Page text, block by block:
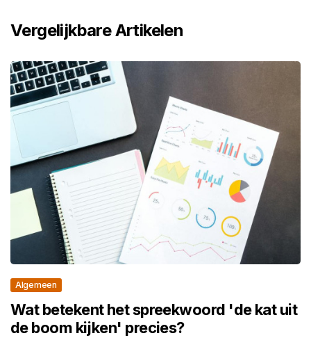
Vergelijkbare Artikelen
Algemeen
Wat betekent het spreekwoord 'de kat uit
de boom kijken' precies?